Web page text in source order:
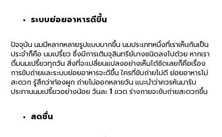
ระบบย่อยอาหารดีขึ้น
ปัจจุบัน นมมีหลากหลายรูปแบบมากขึ้น นมประเภทหนึ่งที่เราเห็นกันเป็น
ประจำก็คือ นมเปรี้ยว ซึ่งมีการเติมจุลินทรีย์บางชนิดลงไปด้วย หากเรา
ดื่มนมเปรี้ยวทุกวัน สิ่งที่จะเปลี่ยนแปลงอย่างเห็นได้ชัดเลยก็คือเรื่อง
การขับถ่ายและระบบย่อยอาหารจะดีขึ้น ใครที่ขับถ่ายไม่ดี ย่อยอาหารไม่
สะดวก รู้สึกว่าท้องผูก ถ่ายไม่ออกหลายวัน แนะนำว่าควรหันมารับ
ประทานนมเปรี้ยวอย่างน้อย วันละ 1 ขวด ร่างกายจะขับถ่ายสะดวกขึ้น
สดชื่น